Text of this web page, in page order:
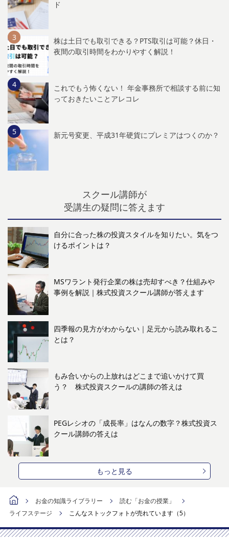
ド
株は土日でも取引できる？PTS取引は可能？休日・
夜間の取引時間をわかりやすく解説！
これでもう怖くない！ 年金事務所で相談する前に知
っておきたいことアレコレ
新元号変更、平成31年硬貨にプレミアはつくのか？
スクール講師が
受講生の疑問に答えます
自分に合った株の投資スタイルを知りたい。気をつ
けるポイントは？
MSワラント発行企業の株は売却すべき？仕組みや
事例を解説｜株式投資スクール講師が答えます
四季報の見方がわからない｜足元から読み取れるこ
とは？
もみ合いからの上放れはどこまで追いかけて買
う？ 株式投資スクールの講師の答えは
PEGレシオの「成長率」はなんの数字？株式投資ス
クール講師の答えは
もっと見る
お金の知識ライブラリー
読む「お金の授業」
ライフステージ
こんなストックフォトが売れています（5）